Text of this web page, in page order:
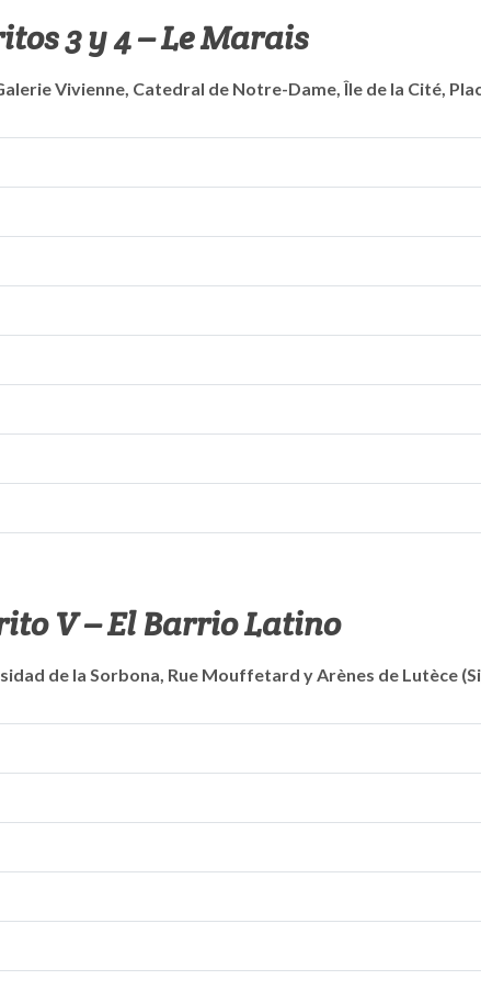
3 y 4 – Le Marais
Vivienne, Catedral de Notre-Dame, Île de la Cité,
V – El Barrio Latino
de la Sorbona, Rue Mouffetard y Arènes de Lutèce